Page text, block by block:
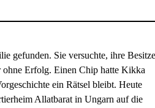
gefunden. Sie versuchte, ihre
ohne Erfolg. Einen Chip hatte Kikka
ein Rätsel bleibt. Heute
Allatbarat in Ungarn auf die